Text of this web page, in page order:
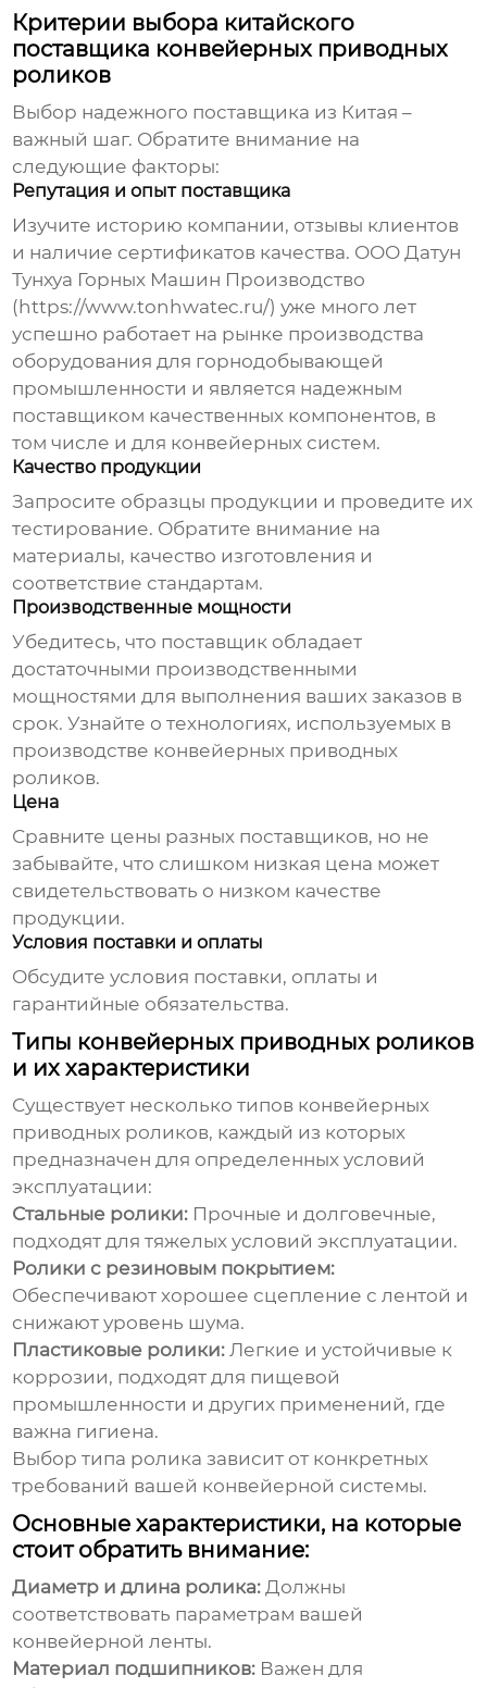
Критерии выбора китайского
поставщика конвейерных приводных
роликов
Выбор надежного поставщика из Китая –
важный шаг. Обратите внимание на
следующие факторы:
Репутация и опыт поставщика
Изучите историю компании, отзывы клиентов
и наличие сертификатов качества. ООО Датун
Тунхуа Горных Машин Производство
(https://www.tonhwatec.ru/) уже много лет
успешно работает на рынке производства
оборудования для горнодобывающей
промышленности и является надежным
поставщиком качественных компонентов, в
том числе и для конвейерных систем.
Качество продукции
Запросите образцы продукции и проведите их
тестирование. Обратите внимание на
материалы, качество изготовления и
соответствие стандартам.
Производственные мощности
Убедитесь, что поставщик обладает
достаточными производственными
мощностями для выполнения ваших заказов в
срок. Узнайте о технологиях, используемых в
производстве конвейерных приводных
роликов.
Цена
Сравните цены разных поставщиков, но не
забывайте, что слишком низкая цена может
свидетельствовать о низком качестве
продукции.
Условия поставки и оплаты
Обсудите условия поставки, оплаты и
гарантийные обязательства.
Типы конвейерных приводных роликов
и их характеристики
Существует несколько типов конвейерных
приводных роликов, каждый из которых
предназначен для определенных условий
эксплуатации:
Стальные ролики: Прочные и долговечные,
подходят для тяжелых условий эксплуатации.
Ролики с резиновым покрытием:
Обеспечивают хорошее сцепление с лентой и
снижают уровень шума.
Пластиковые ролики: Легкие и устойчивые к
коррозии, подходят для пищевой
промышленности и других применений, где
важна гигиена.
Выбор типа ролика зависит от конкретных
требований вашей конвейерной системы.
Основные характеристики, на которые
стоит обратить внимание:
Диаметр и длина ролика: Должны
соответствовать параметрам вашей
конвейерной ленты.
Материал подшипников: Важен для